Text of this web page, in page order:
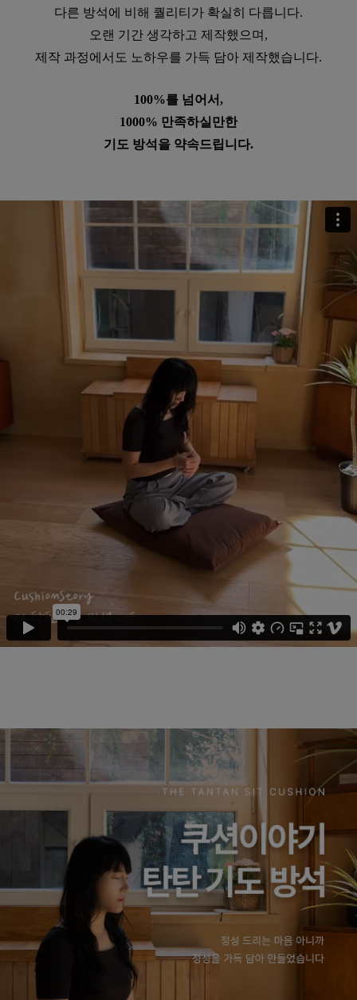
다른 방석에 비해 퀄리티가 확실히 다릅니다.
오랜 기간 생각하고 제작했으며,
제작 과정에서도 노하우를 가득 담아 제작했습니다.
100%를 넘어서,
1000% 만족하실만한
기도 방석을 약속드립니다.